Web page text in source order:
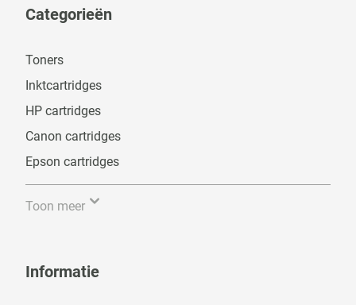
Categorieën
Toners
Inktcartridges
HP cartridges
Canon cartridges
Epson cartridges
Toon meer
Informatie